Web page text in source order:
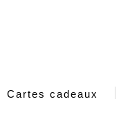
Cartes cadeaux